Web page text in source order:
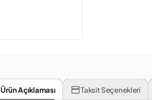
Ürün Açıklaması Taksit Seçenekleri